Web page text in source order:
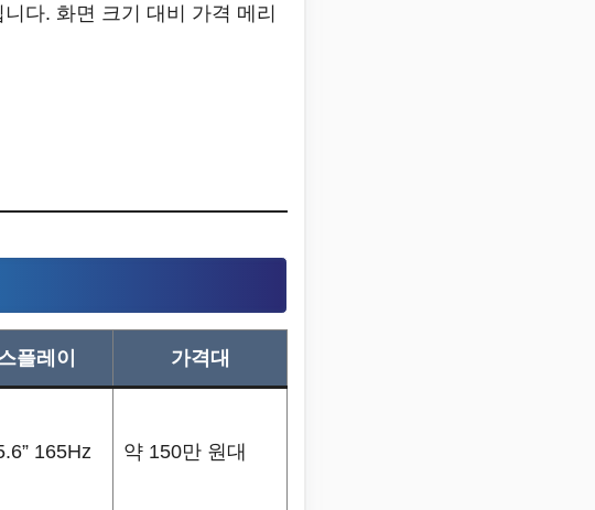
다. 화면 크기 대비 가격 메리
플레이 가격대
165Hz 약 150만 원대